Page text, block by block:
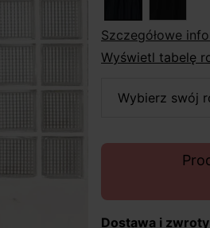
szczegółowe
Wyświetl tabelę
wybierz swój
Dostawa i zwroty